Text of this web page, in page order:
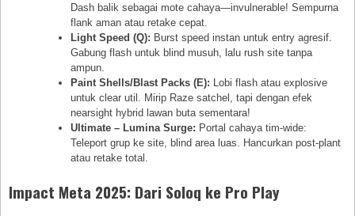
Dash balik sebagai mote cahaya—invulnerable! Sempurna
flank aman atau retake cepat.
Light Speed (Q): Burst speed instan untuk entry agresif.
Gabung flash untuk blind musuh, lalu rush site tanpa
ampun.
Paint Shells/Blast Packs (E): Lobi flash atau explosive
untuk clear util. Mirip Raze satchel, tapi dengan efek
nearsight hybrid lawan buta sementara!
Ultimate – Lumina Surge: Portal cahaya tim-wide:
Teleport grup ke site, blind area luas. Hancurkan post-plant
atau retake total.
Impact Meta 2025: Dari Soloq ke Pro Play